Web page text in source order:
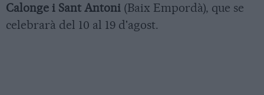
Calonge i Sant Antoni (Baix Empordà), que se
celebrarà del 10 al 19 d'agost.